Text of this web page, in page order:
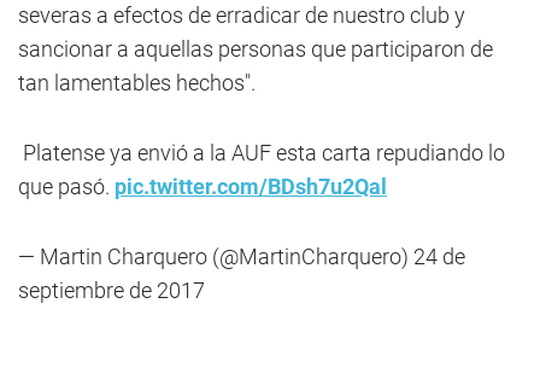
severas a efectos de erradicar de nuestro club y
sancionar a aquellas personas que participaron de
tan lamentables hechos".
Platense ya envió a la AUF esta carta repudiando lo
que pasó. pic.twitter.com/BDsh7u2Qal
— Martin Charquero (@MartinCharquero) 24 de
septiembre de 2017